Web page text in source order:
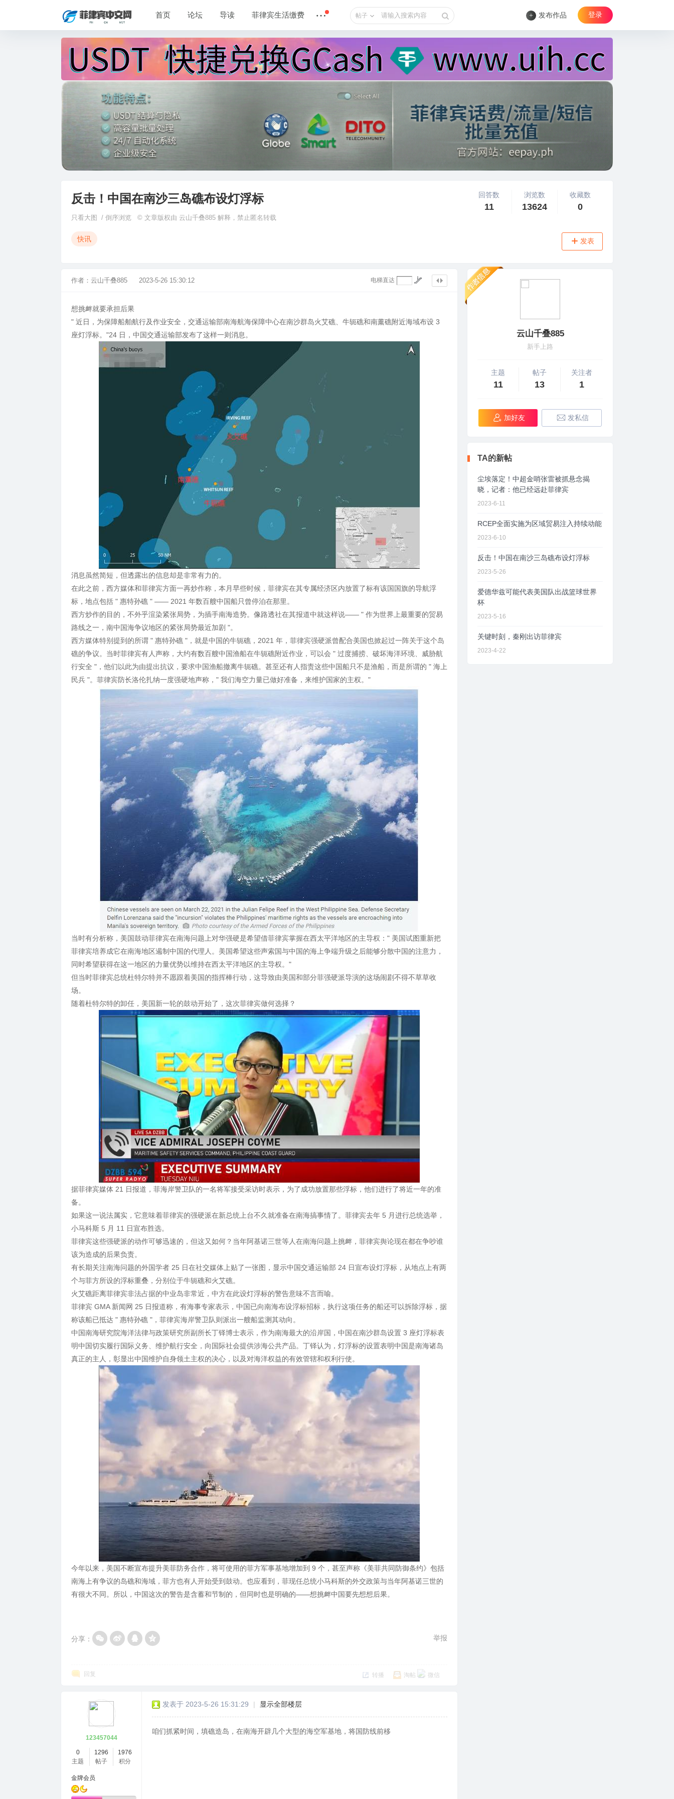
首页 论坛 导读 菲律宾生活缴费 帖子 + 发布作品 登录
反击！中国在南沙三岛礁布设灯浮标
只看大图 / 倒序浏览 © 文章版权由 云山千叠885 解释，禁止匿名转载
快讯
回答数
11
浏览数
13624
收藏数
0
发表
作者： 云山千叠885 2023-5-26 15:30:12 电梯直达
想挑衅就要承担后果
" 近日，为保障船舶航行及作业安全，交通运输部南海航海保障中心在南沙群岛火艾礁、牛轭礁和南薰礁附近海域布设 3
座灯浮标。"24 日，中国交通运输部发布了这样一则消息。
消息虽然简短，但透露出的信息却是非常有力的。
在此之前，西方媒体和菲律宾方面一再炒作称，本月早些时候，菲律宾在其专属经济区内放置了标有该国国旗的导航浮
标，地点包括 " 惠特孙礁 " —— 2021 年数百艘中国船只曾停泊在那里。
西方炒作的目的，不外乎渲染紧张局势，为插手南海造势。像路透社在其报道中就这样说—— " 作为世界上最重要的贸易
路线之一，南中国海争议地区的紧张局势最近加剧 "。
西方媒体特别提到的所谓 " 惠特孙礁 "，就是中国的牛轭礁，2021 年，菲律宾强硬派曾配合美国也掀起过一阵关于这个岛
礁的争议。当时菲律宾有人声称，大约有数百艘中国渔船在牛轭礁附近作业，可以会 " 过度捕捞、破坏海洋环境、威胁航
行安全 "，他们以此为由提出抗议，要求中国渔船撤离牛轭礁。甚至还有人指责这些中国船只不是渔船，而是所谓的 " 海上
民兵 "。菲律宾防长洛伦扎纳一度强硬地声称，" 我们海空力量已做好准备，来维护国家的主权。"
当时有分析称，美国鼓动菲律宾在南海问题上对华强硬是希望借菲律宾掌握在西太平洋地区的主导权：" 美国试图重新把
菲律宾培养成它在南海地区遏制中国的代理人。美国希望这些声索国与中国的海上争端升级之后能够分散中国的注意力，
同时希望获得在这一地区的力量优势以维持在西太平洋地区的主导权。"
但当时菲律宾总统杜特尔特并不愿跟着美国的指挥棒行动，这导致由美国和部分菲强硬派导演的这场闹剧不得不草草收
场。
随着杜特尔特的卸任，美国新一轮的鼓动开始了，这次菲律宾做何选择？
据菲律宾媒体 21 日报道，菲海岸警卫队的一名将军接受采访时表示，为了成功放置那些浮标，他们进行了将近一年的准
备。
如果这一说法属实，它意味着菲律宾的强硬派在新总统上台不久就准备在南海搞事情了。菲律宾去年 5 月进行总统选举，
小马科斯 5 月 11 日宣布胜选。
菲律宾这些强硬派的动作可够迅速的，但这又如何？当年阿基诺三世等人在南海问题上挑衅，菲律宾舆论现在都在争吵谁
该为造成的后果负责。
有长期关注南海问题的外国学者 25 日在社交媒体上贴了一张图，显示中国交通运输部 24 日宣布设灯浮标，从地点上有两
个与菲方所设的浮标重叠，分别位于牛轭礁和火艾礁。
火艾礁距离菲律宾非法占据的中业岛非常近，中方在此设灯浮标的警告意味不言而喻。
菲律宾 GMA 新闻网 25 日报道称，有海事专家表示，中国已向南海布设浮标招标，执行这项任务的船还可以拆除浮标，据
称该船已抵达 " 惠特孙礁 "，菲律宾海岸警卫队则派出一艘船监测其动向。
中国南海研究院海洋法律与政策研究所副所长丁铎博士表示，作为南海最大的沿岸国，中国在南沙群岛设置 3 座灯浮标表
明中国切实履行国际义务、维护航行安全，向国际社会提供涉海公共产品。丁铎认为，灯浮标的设置表明中国是南海诸岛
真正的主人，彰显出中国维护自身领土主权的决心，以及对海洋权益的有效管辖和权利行使。
今年以来，美国不断宣布提升美菲防务合作，将可使用的菲方军事基地增加到 9 个，甚至声称《美菲共同防御条约》包括
南海上有争议的岛礁和海域，菲方也有人开始受到鼓动。也应看到，菲现任总统小马科斯的外交政策与当年阿基诺三世的
有很大不同。所以，中国这次的警告是含蓄和节制的，但同时也是明确的——想挑衅中国要先想想后果。
分享： 举报
转播 淘帖 微信
回复
123457044
0
主题
1296
帖子
1976
积分
金牌会员
发表于 2023-5-26 15:31:29 | 显示全部楼层
咱们抓紧时间，填礁造岛，在南海开辟几个大型的海空军基地，将国防线前移
云山千叠885
新手上路
主题
11
帖子
13
关注者
1
加好友 发私信
TA的新帖
尘埃落定！中超金哨张雷被抓悬念揭
晓，记者：他已经远赴菲律宾
2023-6-11
RCEP全面实施为区域贸易注入持续动能
2023-6-10
反击！中国在南沙三岛礁布设灯浮标
2023-5-26
爱德华兹可能代表美国队出战篮球世界
杯
2023-5-16
关键时刻，秦刚出访菲律宾
2023-4-22